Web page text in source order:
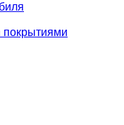
покрытиями